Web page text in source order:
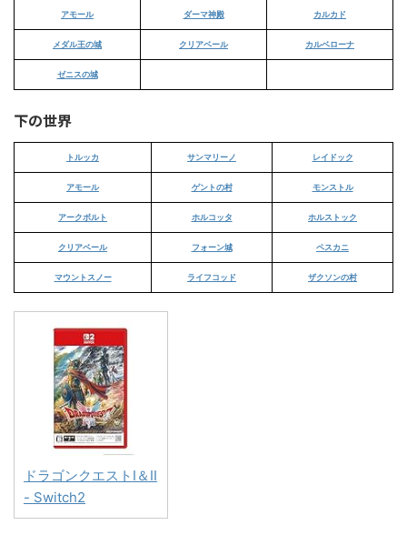
アモール ダーマ神殿 カルカド
メダル王の城 クリアベール カルベローナ
ゼニスの城
下の世界
トルッカ サンマリーノ レイドック
アモール ゲントの村 モンストル
アークボルト ホルコッタ ホルストック
クリアベール フォーン城 ペスカニ
マウントスノー ライフコッド ザクソンの村
ドラゴンクエストI＆II
- Switch2